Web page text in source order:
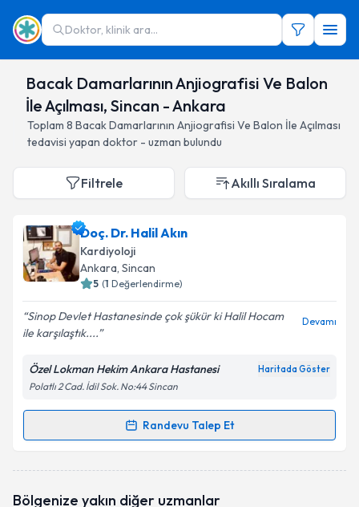
Doktor, klinik ara...
Bacak Damarlarının Anjiografisi Ve Balon
İle Açılması, Sincan - Ankara
Toplam 8 Bacak Damarlarının Anjiografisi Ve Balon İle Açılması
tedavisi yapan doktor - uzman bulundu
Filtrele Akıllı Sıralama
Doç. Dr. Halil Akın
Kardiyoloji
Ankara, Sincan
5 (1 Değerlendirme)
Sinop Devlet Hastanesinde çok şükür ki Halil Hocam
ile karşılaştık....
Devamı
Özel Lokman Hekim Ankara Hastanesi Haritada Göster
Polatlı 2 Cad. İdil Sok. No:44 Sincan
Randevu Talep Et
Randevu Takvimi Talebi
oluşturun. Size bu uzmandan randevu almanız için bir
Bölgenize yakın diğer uzmanlar